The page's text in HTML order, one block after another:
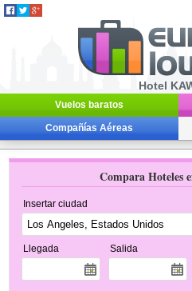
Hotel
Vuelos baratos
Compañías Aéreas
Compara Hoteles
Insertar ciudad
Llegada Salida